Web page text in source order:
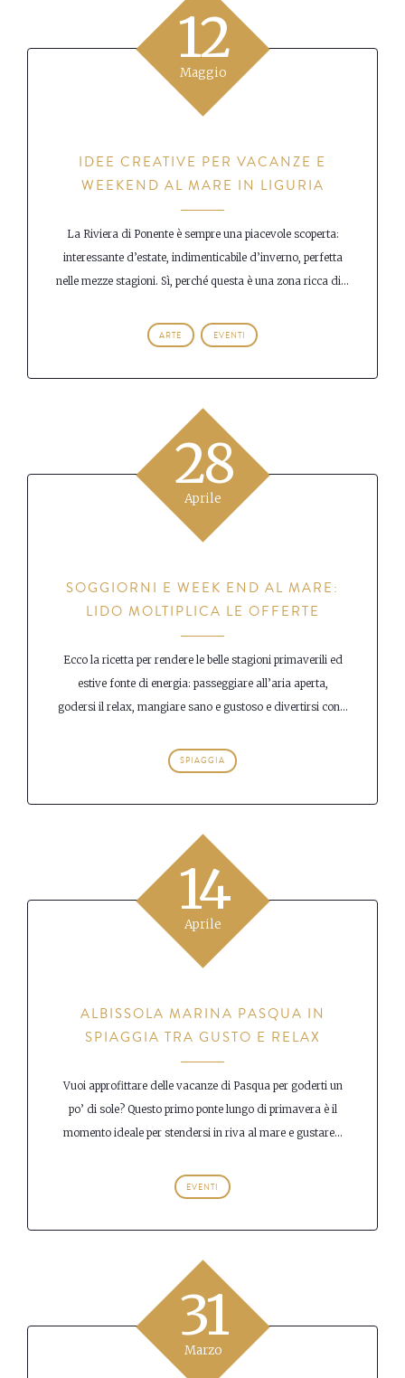
12
Maggio
IDEE CREATIVE PER VACANZE E
WEEKEND AL MARE IN LIGURIA
La Riviera di Ponente è sempre una piacevole scoperta:
interessante d’estate, indimenticabile d’inverno, perfetta
nelle mezze stagioni. Sì, perché questa è una zona ricca di...
ARTE EVENTI
28
Aprile
SOGGIORNI E WEEK END AL MARE:
LIDO MOLTIPLICA LE OFFERTE
Ecco la ricetta per rendere le belle stagioni primaverili ed
estive fonte di energia: passeggiare all’aria aperta,
godersi il relax, mangiare sano e gustoso e divertirsi con...
SPIAGGIA
14
Aprile
ALBISSOLA MARINA PASQUA IN
SPIAGGIA TRA GUSTO E RELAX
Vuoi approfittare delle vacanze di Pasqua per goderti un
po’ di sole? Questo primo ponte lungo di primavera è il
momento ideale per stendersi in riva al mare e gustare...
EVENTI
31
Marzo